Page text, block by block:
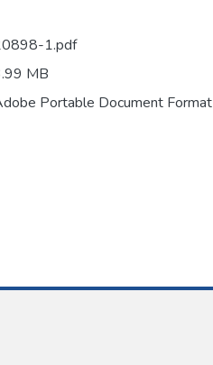
1.pdf
MB
Portable Document Format